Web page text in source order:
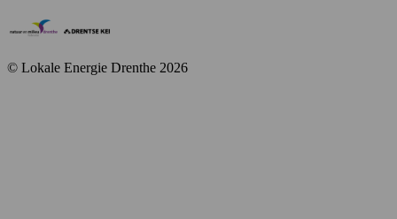
© Lokale Energie Drenthe 2026